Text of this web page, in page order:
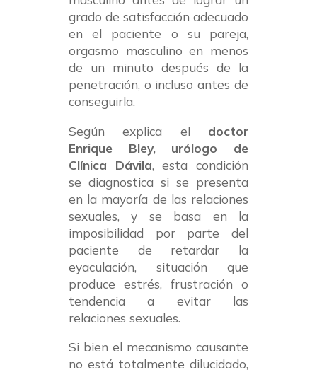
grado de satisfacción adecuado
en el paciente o su pareja,
orgasmo masculino en menos
de un minuto después de la
penetración, o incluso antes de
conseguirla.
Según explica el doctor
Enrique Bley, urólogo de
Clínica Dávila, esta condición
se diagnostica si se presenta
en la mayoría de las relaciones
sexuales, y se basa en la
imposibilidad por parte del
paciente de retardar la
eyaculación, situación que
produce estrés, frustración o
tendencia a evitar las
relaciones sexuales.
Si bien el mecanismo causante
no está totalmente dilucidado,